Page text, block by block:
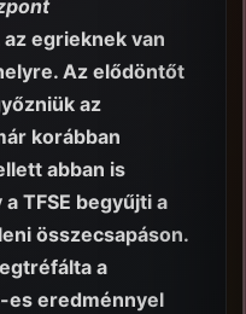
egrieknek van
Az elődöntőt
az
korábban
abban is
TFSE begyűjti a
összecsapáson.
a
es eredménnyel